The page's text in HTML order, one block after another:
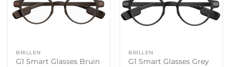
BRILLEN
G1 Smart Glasses Bruin
BRILLEN
G1 Smart Glasses Grey